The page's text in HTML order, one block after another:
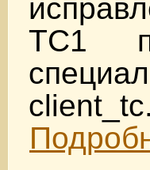
TC1